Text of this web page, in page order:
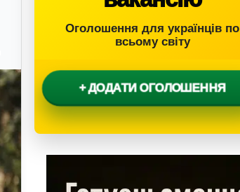
Оголошення для українців по
всьому світу
+ ДОДАТИ ОГОЛОШЕННЯ